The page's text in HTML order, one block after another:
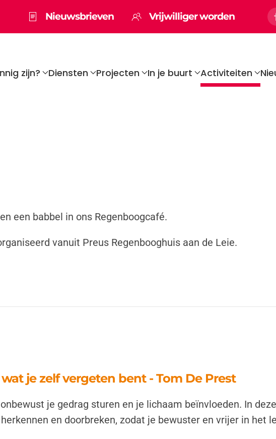
Nieuwsbrieven Vrijwilliger worden
zijn? Diensten Projecten In je buurt Activiteiten
een babbel in ons Regenboogcafé.
vanuit Preus Regenbooghuis aan de Leie.
je zelf vergeten bent - Tom De Prest
je gedrag sturen en je lichaam beïnvloeden. In
en doorbreken, zodat je bewuster en vrijer in het